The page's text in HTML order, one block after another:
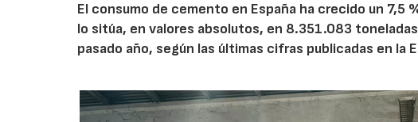
El consumo de cemento en España ha crecido un 7,5
lo sitúa, en valores absolutos, en 8.351.083
pasado año, según las últimas cifras publicadas en